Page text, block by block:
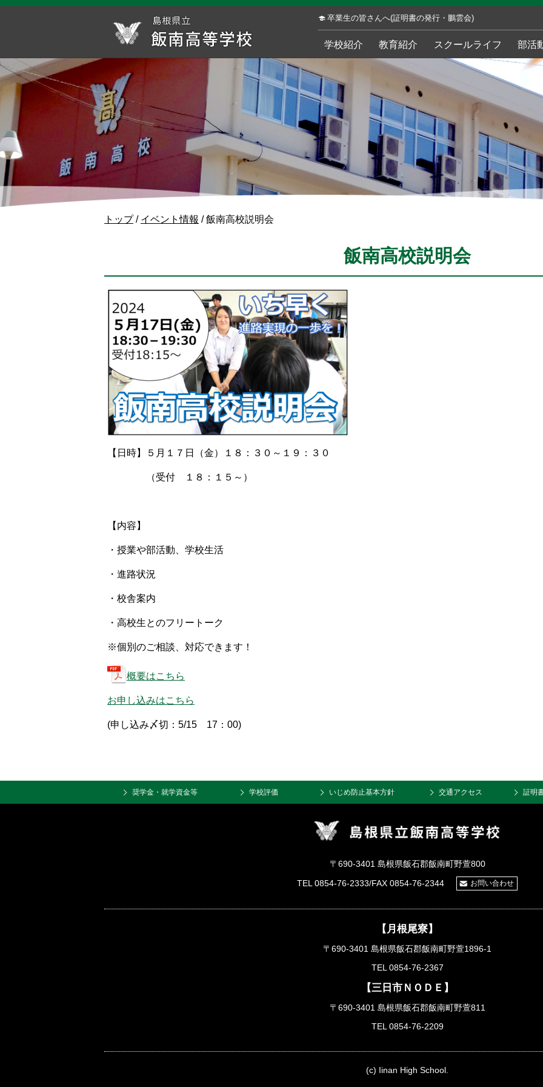
このページの本文へ
卒業生の皆さんへ(証明書の発行・鵬雲会)
学校紹介 教育紹介 スクールライフ 部活
現
置：
トップ/ イベント情報 /飯南高校説明会
飯南高校説明会
【日時】５月１７日（金）１８：３０～１９：３０
（受付 １８：１５～）
【内容】
・授業や部活動、学校生活
・進路状況
・校舎案内
・高校生とのフリートーク
※個別のご相談、対応できます！
概要はこちら
お申し込みはこちら
(申し込み〆切：5/15 17：00)
奨学金・就学資金等 学校評価 いじめ防止基本方針 交通アクセス 証明
〒690-3401 島根県飯石郡飯南町野萱800
TEL 0854-76-2333/FAX 0854-76-2344
お問い合わせ
【月根尾寮】
〒690-3401 島根県飯石郡飯南町野萱1896-1
TEL 0854-76-2367
【三日市ＮＯＤＥ】
〒690-3401 島根県飯石郡飯南町野萱811
TEL 0854-76-2209
(c) Iinan High School.